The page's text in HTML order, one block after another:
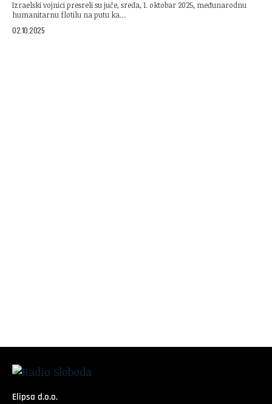
Izraelski vojnici presreli su juče, sreda, 1. oktobar 2025, međunarodnu
humanitarnu flotilu na putu ka…
02.10.2025
Elipsa d.o.o.